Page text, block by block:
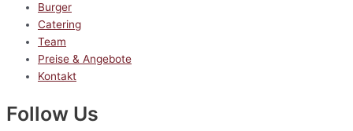
Burger
Catering
Team
Preise & Angebote
Kontakt
Follow Us